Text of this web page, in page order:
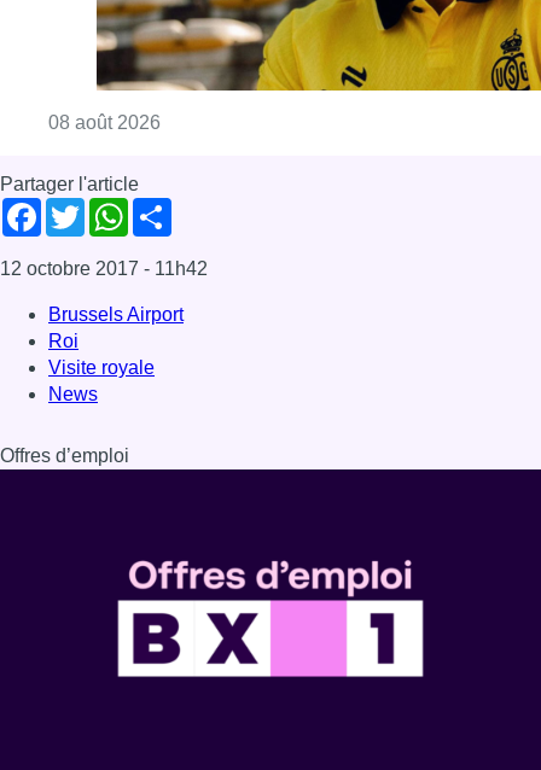
08 août 2026
Partager l'article
Facebook
TwitterWhatsApp
12 octobre 2017 - 11h42
Brussels Airport
Roi
Visite royale
News
Offres d’emploi